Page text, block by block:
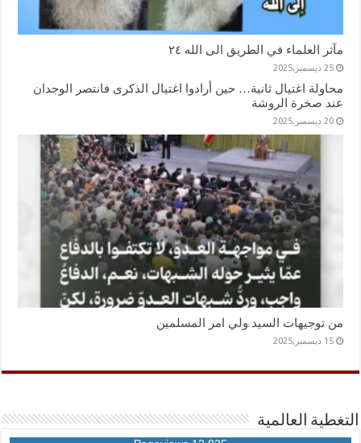
مآثر العلماء في الطريق الى الله ٢٤
25 ديسمبر,2025
محاولة اغتيال ثانية… حين أرادوا اغتيال الذكرى فانتصر الوجدان
عند صخرة الروشة
20 ديسمبر,2025
من توجيهات السيد ولي امر المسلمين
15 ديسمبر,2025
التغطية العالمية